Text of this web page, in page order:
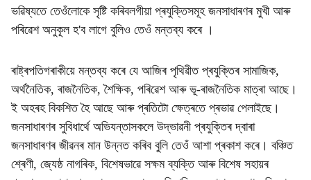
ভৱিষ্যতে তেওঁলোকে সৃষ্টি কৰিবলগীয়া প্ৰযুক্তিসমূহ জনসাধাৰণৰ মুখী আৰু
পৰিৱেশ অনুকূল হ'ব লাগে বুলিও তেওঁ মন্তব্য কৰে ।
ৰাষ্ট্ৰপতিগৰাকীয়ে মন্তব্য কৰে যে আজিৰ পৃথিৱীত প্ৰযুক্তিৰ সামাজিক,
অৰ্থনৈতিক, ৰাজনৈতিক, শৈক্ষিক, পৰিৱেশ আৰু ভূ-ৰাজনৈতিক মাত্ৰা আছে।
ই অহৰহ বিকশিত হৈ আছে আৰু প্ৰতিটো ক্ষেত্ৰতে প্ৰভাৱ পেলাইছে।
জনসাধাৰণৰ সুবিধাৰ্থে অভিযন্তাসকলে উদ্ভাৱনী প্ৰযুক্তিৰ দ্বাৰা
জনসাধাৰণৰ জীৱনৰ মান উন্নত কৰিব বুলি তেওঁ আশা প্ৰকাশ কৰে। বঞ্চিত
শ্ৰেণী, জ্যেষ্ঠ নাগৰিক, বিশেষভাৱে সক্ষম ব্যক্তি আৰু বিশেষ সহায়ৰ